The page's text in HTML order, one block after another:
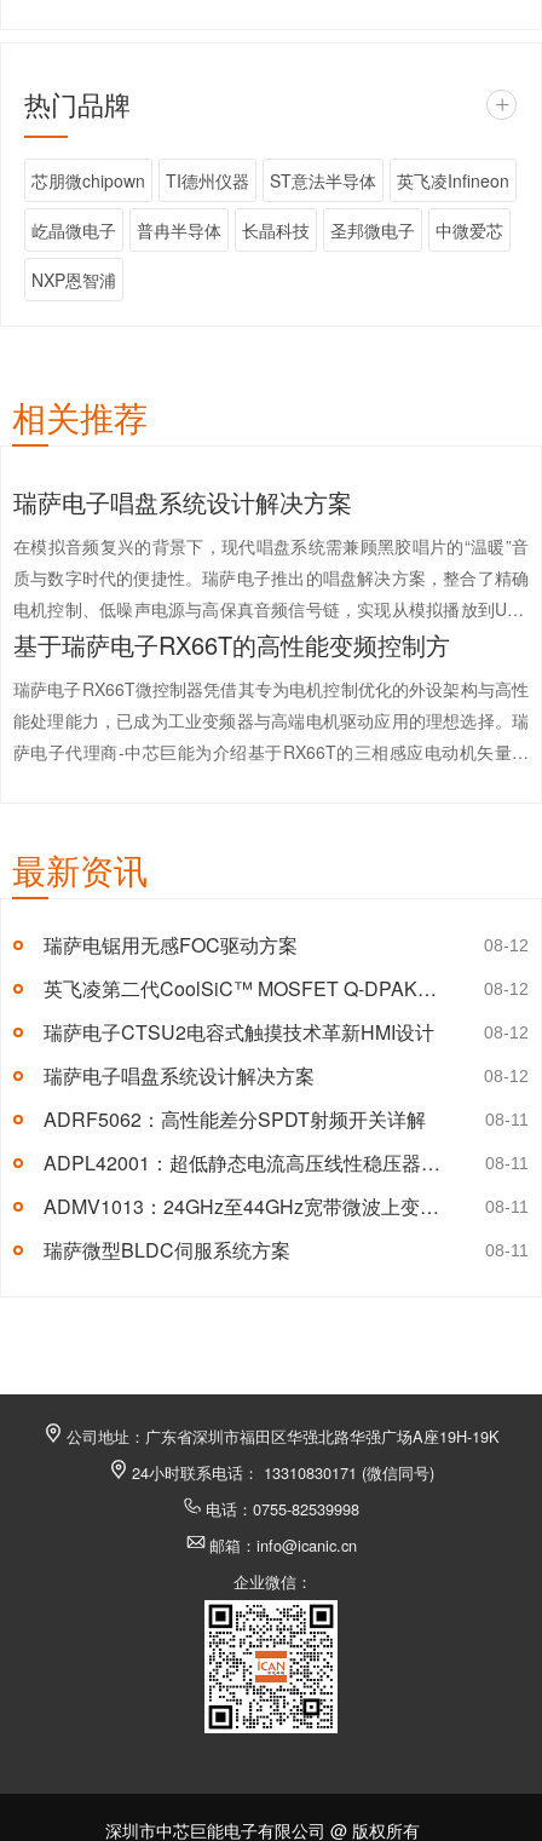
热门品牌 +
芯朋微chipown TI德州仪器 ST意法半导体 英飞凌Infineon
屹晶微电子 普冉半导体 长晶科技 圣邦微电子 中微爱芯
NXP恩智浦
相关推荐
瑞萨电子唱盘系统设计解决方案
在模拟音频复兴的背景下，现代唱盘系统需兼顾黑胶唱片的“温暖”音
质与数字时代的便捷性。瑞萨电子推出的唱盘解决方案，整合了精确
电机控制、低噪声电源与高保真音频信号链，实现从模拟播放到USB
数字化的完整功能，适用于消费级与专业音频设备。瑞萨电子代理商-
基于瑞萨电子RX66T的高性能变频控制方
瑞萨电子RX66T微控制器凭借其专为电机控制优化的外设架构与高性
能处理能力，已成为工业变频器与高端电机驱动应用的理想选择。瑞
萨电子代理商-中芯巨能为介绍基于RX66T的三相感应电动机矢量控
最新资讯
瑞萨电锯用无感FOC驱动方案 08-12
英飞凌第二代CoolSiC™ MOSFET Q-DPAK封装详解 08-12
瑞萨电子CTSU2电容式触摸技术革新HMI设计 08-12
瑞萨电子唱盘系统设计解决方案 08-12
ADRF5062：高性能差分SPDT射频开关详解 08-11
ADPL42001：超低静态电流高压线性稳压器详解 08-11
ADMV1013：24GHz至44GHz宽带微波上变频器详解 08-11
瑞萨微型BLDC伺服系统方案 08-11
公司地址：广东省深圳市福田区华强北路华强广场A座19H-19K
24小时联系电话： 13310830171 (微信同号)
电话：0755-82539998
邮箱：info@icanic.cn
企业微信：
深圳市中芯巨能电子有限公司 @ 版权所有